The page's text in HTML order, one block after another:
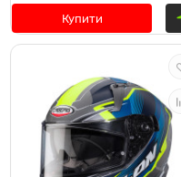
Купити